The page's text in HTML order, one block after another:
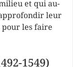
et qui au-
leur
pour les faire
1549)